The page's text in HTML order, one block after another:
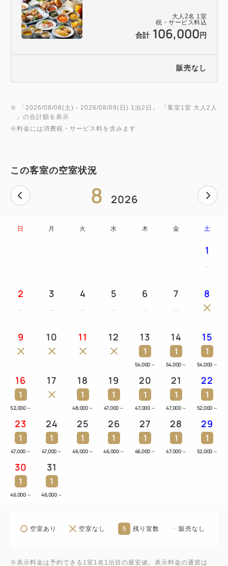
大人 2名 1室
税・サービス料込
合計 106,000 円
販売なし
※ 「 2026/08/08(土) - 2026/08/09(日) 1泊2日 」 「 客室1室 大人2人
」の合計額を表示
※料金には消費税・サービス料を含みます
この客室の空室状況
8 2026
日 月 火 水 木 金 土
1
2 3 4 5 6 7 8
9 10 11 12 13
1
54,000 ～
14
1
54,000 ～
15
1
54,000 ～
16
1
52,000 ～
17 18
1
48,000 ～
19
1
47,000 ～
20
1
47,000 ～
21
1
47,000 ～
22
1
52,000 ～
23
1
47,000 ～
24
1
47,000 ～
25
1
46,000 ～
26
1
46,000 ～
27
1
46,000 ～
28
1
47,000 ～
29
1
52,000 ～
30
1
46,000 ～
31
1
46,000 ～
空室あり 空室なし 5 残り室数 販売なし
※表示料金は予約できる1室1名1泊目の最安値。表示料金の通貨は